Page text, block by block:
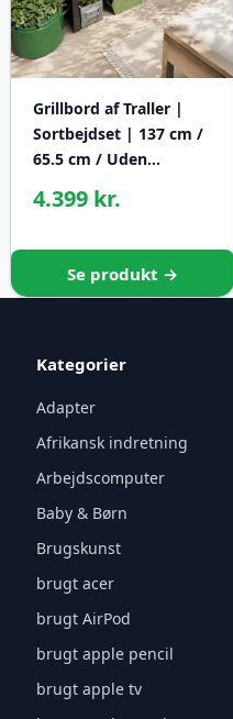
Grillbord af Traller |
Sortbejdset | 137 cm /
65.5 cm / Uden…
4.399 kr.
Se produkt →
Kategorier
Adapter
Afrikansk indretning
Arbejdscomputer
Baby & Børn
Brugskunst
brugt acer
brugt AirPod
brugt apple pencil
brugt apple tv